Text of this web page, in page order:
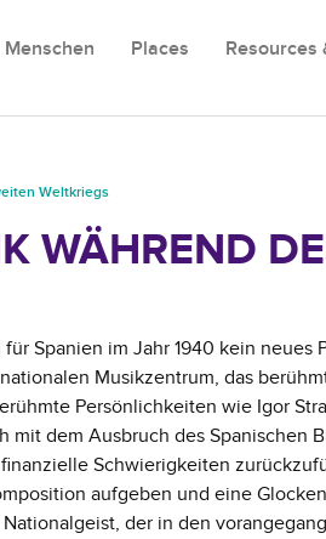
Menschen Places Resources
Weltkriegs
WÄHREND
Spanien im Jahr 1940 kein neues
Musikzentrum, das
Persönlichkeiten wie Igor
dem Ausbruch des Spanischen
Schwierigkeiten
aufgeben und eine
der in den